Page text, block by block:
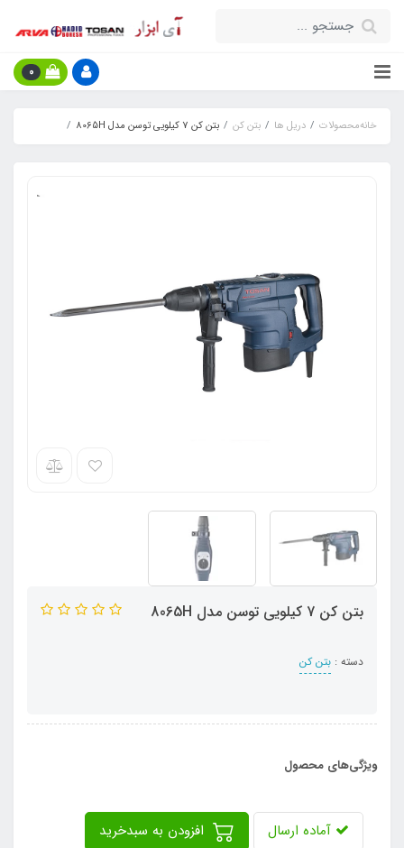
0
خانهمحصولات دریل ها بتن کن بتن کن 7 کیلویی توسن مدل 8065H
بتن کن 7 کیلویی توسن مدل 8065H
دسته : بتن کن
ویژگی‌های محصول
آماده ارسال